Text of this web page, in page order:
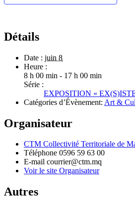
Détails
Date : juin 8
Heure :
8 h 00 min - 17 h 00 min
Série :
EXPOSITION «
Catégories d’Évènement: Art &
Organisateur
CTM Collectivité Territoriale de
Téléphone 0596 59 63 00
E-mail courrier@ctm.mq
Voir le site Organisateur
Autres